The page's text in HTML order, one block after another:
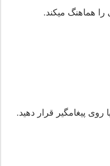
را هماهنگ میکند.
روی پیغامگیر قرار دهید.